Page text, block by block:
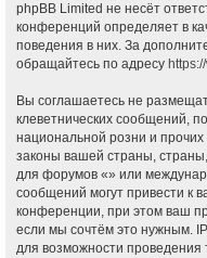
phpBB Limited не несёт
конференций определяет в
поведения в них. За
обращайтесь по адресу
Вы соглашаетесь не
клеветнических сообщений,
национальной розни и
законы вашей страны, страны,
для форумов «» или
сообщений могут привести к
конференции, при этом ваш
если мы сочтём это нужным.
для возможности проведения